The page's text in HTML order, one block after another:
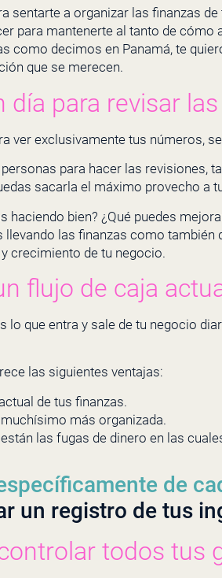
sentarte a organizar las finanzas
para mantenerte al tanto de
como decimos en Panamá, te
que se merecen.
día para revisar
ver exclusivamente tus números,
para hacer las revisiones,
sacarla el máximo provecho a
haciendo bien? ¿Qué puedes
las finanzas como también
crecimiento de tu negocio.
flujo de caja
lo que entra y sale de tu negocio
las siguientes ventajas:
de tus finanzas.
más organizada.
las fugas de dinero en las
de
un registro de tus
todos tus